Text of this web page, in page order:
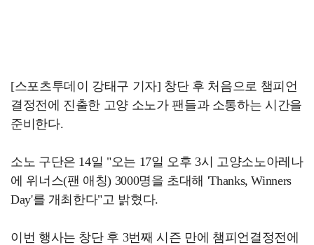
[스포츠투데이 강태구 기자] 창단 후 처음으로 챔피언
결정전에 진출한 고양 소노가 팬들과 소통하는 시간을
준비한다.
소노 구단은 14일 "오는 17일 오후 3시 고양소노아레나
에 위너스(팬 애칭) 3000명을 초대해 'Thanks, Winners
Day'를 개최한다"고 밝혔다.
이번 행사는 창단 후 3번째 시즌 만에 챔피언결정전에